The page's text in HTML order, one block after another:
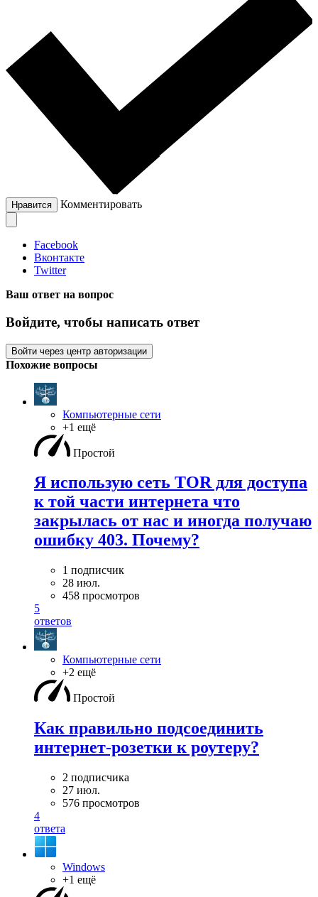
Нравится Комментировать
Facebook
Вконтакте
Twitter
Ваш ответ на вопрос
Войдите, чтобы написать ответ
Войти через центр авторизации
Похожие вопросы
Компьютерные сети
+1 ещё
Простой
Я использую сеть TOR для доступа
к той части интернета что
закрылась от нас и иногда получаю
ошибку 403. Почему?
1 подписчик
28 июл.
458 просмотров
5
ответов
Компьютерные сети
+2 ещё
Простой
Как правильно подсоединить
интернет-розетки к роутеру?
2 подписчика
27 июл.
576 просмотров
4
ответа
Windows
+1 ещё